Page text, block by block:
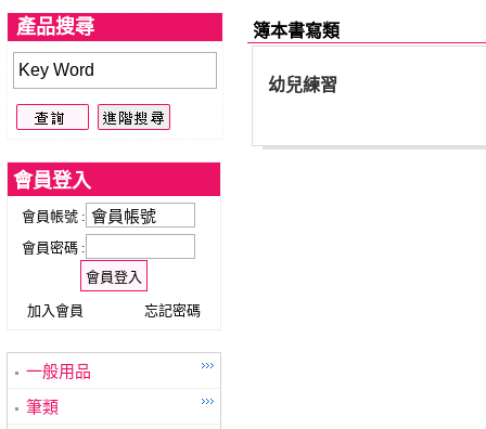
產品搜尋
會員登入
會員帳號 :
會員密碼 :
加入會員 忘記密碼
一般用品
筆類
簿本書寫類
幼兒練習